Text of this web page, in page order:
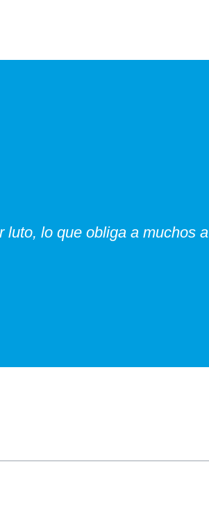
luto, lo que obliga a muchos a